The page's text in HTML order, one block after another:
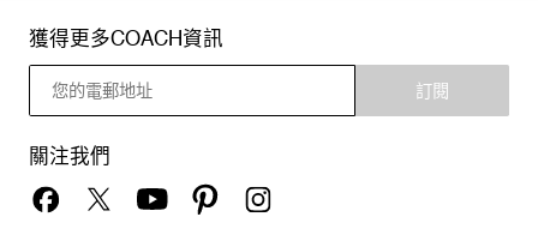
獲得更多COACH資訊
訂閱
關注我們